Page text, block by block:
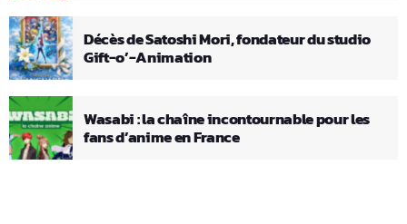
Décès de Satoshi Mori, fondateur du studio
Gift-o’-Animation
Wasabi : la chaîne incontournable pour les
fans d’anime en France